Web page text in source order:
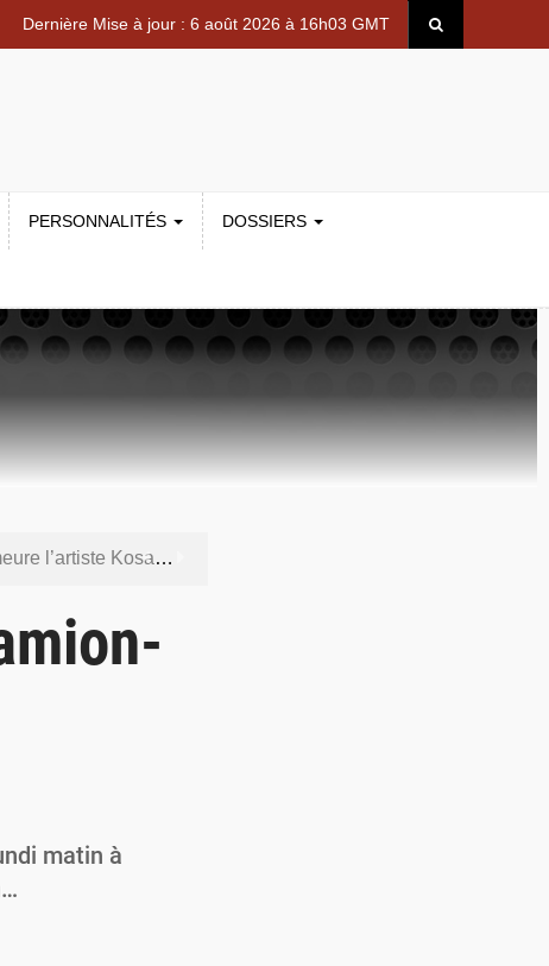
Dernière Mise à jour : 6 août 2026 à 16h03 GMT
PERSONNALITÉS DOSSIERS
jugés contraires aux bonnes mœurs
socle de la souveraineté nationale
la sécurité aérienne
matin à